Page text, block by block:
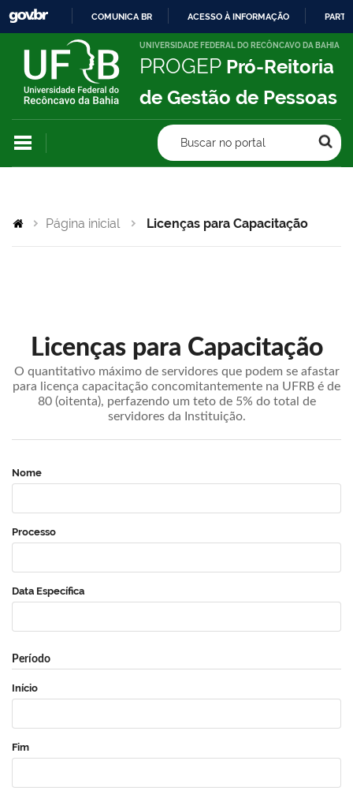
IR
PARA
CONTEÚDO
COMUNICA BR ACESSO À INFORMAÇÃO
UNIVERSIDADE FEDERAL DO RECÔNCAVO DA BAHIA
PROGEP Pró-Reitoria
de Gestão de Pessoas
Buscar no portal
Página inicial Licenças para Capacitação
Licenças para Capacitação
O quantitativo máximo de servidores que podem se afastar
para licença capacitação concomitantemente na UFRB é de
80 (oitenta), perfazendo um teto de 5% do total de
servidores da Instituição.
Nome
Processo
Data Específica
Período
Início
Fim